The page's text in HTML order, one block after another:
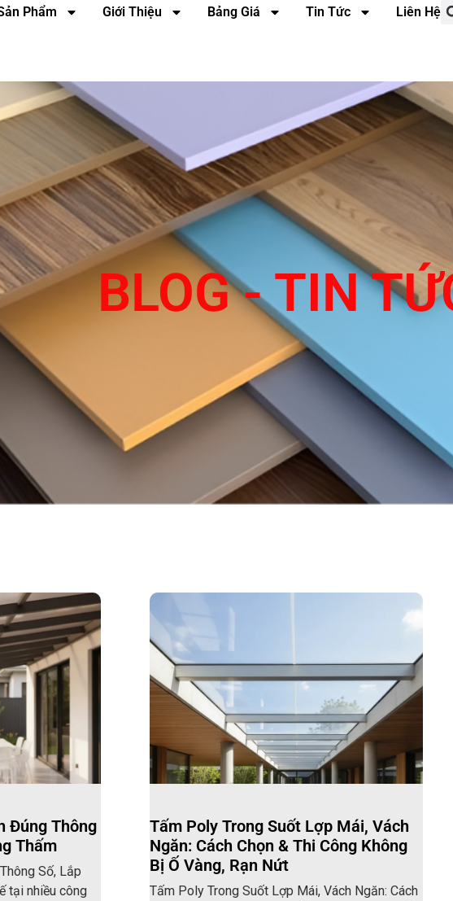
Phẩm Giới Thiệu Bảng Giá Tin Tức Liên Hệ
BLOG - TIN
Đúng Thông
Thấm
Số, Lắp
tại nhiều công
Tấm Poly Trong Suốt Lợp Mái, Vách
Ngăn: Cách Chọn & Thi Công Không
Bị Ố Vàng, Rạn Nứt
Tấm Poly Trong Suốt Lợp Mái, Vách Ngăn: Cách